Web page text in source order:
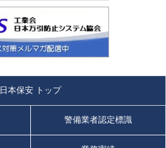
日本保安 トップ
警備業者認定標識